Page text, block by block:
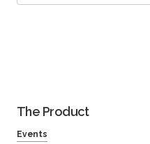
The Product
Events